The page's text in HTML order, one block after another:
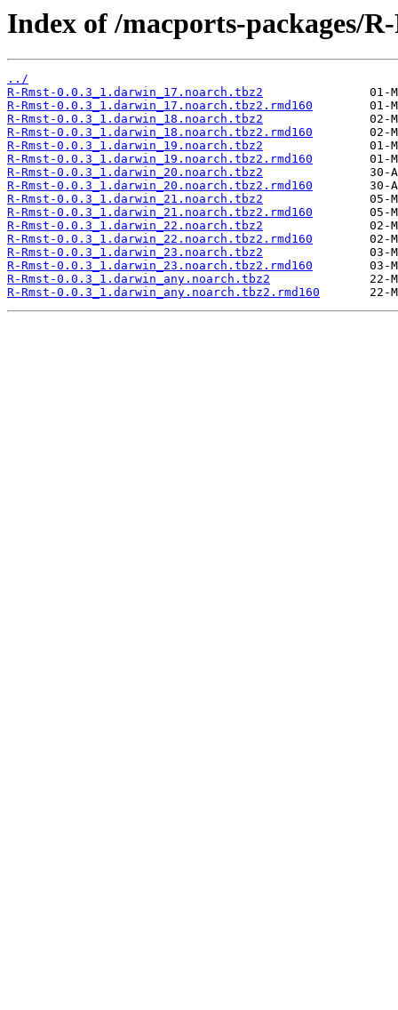
Index of /macports-packages/
../
R-Rmst-0.0.3_1.darwin_17.noarch.tbz2
R-Rmst-0.0.3_1.darwin_17.noarch.tbz2.rmd160
R-Rmst-0.0.3_1.darwin_18.noarch.tbz2
R-Rmst-0.0.3_1.darwin_18.noarch.tbz2.rmd160
R-Rmst-0.0.3_1.darwin_19.noarch.tbz2
R-Rmst-0.0.3_1.darwin_19.noarch.tbz2.rmd160
R-Rmst-0.0.3_1.darwin_20.noarch.tbz2
R-Rmst-0.0.3_1.darwin_20.noarch.tbz2.rmd160
R-Rmst-0.0.3_1.darwin_21.noarch.tbz2
R-Rmst-0.0.3_1.darwin_21.noarch.tbz2.rmd160
R-Rmst-0.0.3_1.darwin_22.noarch.tbz2
R-Rmst-0.0.3_1.darwin_22.noarch.tbz2.rmd160
R-Rmst-0.0.3_1.darwin_23.noarch.tbz2
R-Rmst-0.0.3_1.darwin_23.noarch.tbz2.rmd160
R-Rmst-0.0.3_1.darwin_any.noarch.tbz2
R-Rmst-0.0.3_1.darwin_any.noarch.tbz2.rmd160